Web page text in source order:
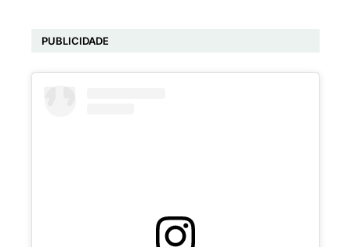
PUBLICIDADE